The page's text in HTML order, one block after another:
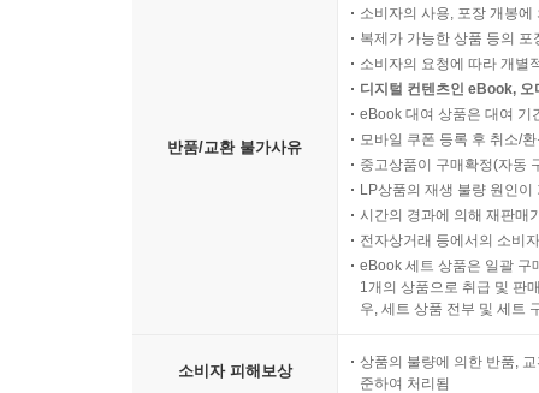
반품/교환 불가사유
소비자의 사용, 포장 개봉
복제가 가능한 상품 등의
소비자의 요청에 따라 개별
디지털 컨텐츠인 eBook,
eBook 대여 상품은 대여 기
모바일 쿠폰 등록 후 취소/
중고상품이 구매확정(자동
LP상품의 재생 불량 원인
시간의 경과에 의해 재판매
전자상거래 등에서의 소비
eBook 세트 상품은 일괄 구
1개의 상품으로 취급 및 판
우, 세트 상품 전부 및 세트
소비자 피해보상
상품의 불량에 의한 반품,
준하여 처리됨